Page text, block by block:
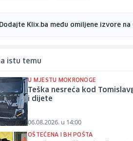
Dodajte Klix.ba među omiljene izvore na
istu temu
U MJESTU MOKRONOGE
Teška nesreća kod
i dijete
06.08.2026. u 14:00
OŠTEĆENA I BH POŠTA